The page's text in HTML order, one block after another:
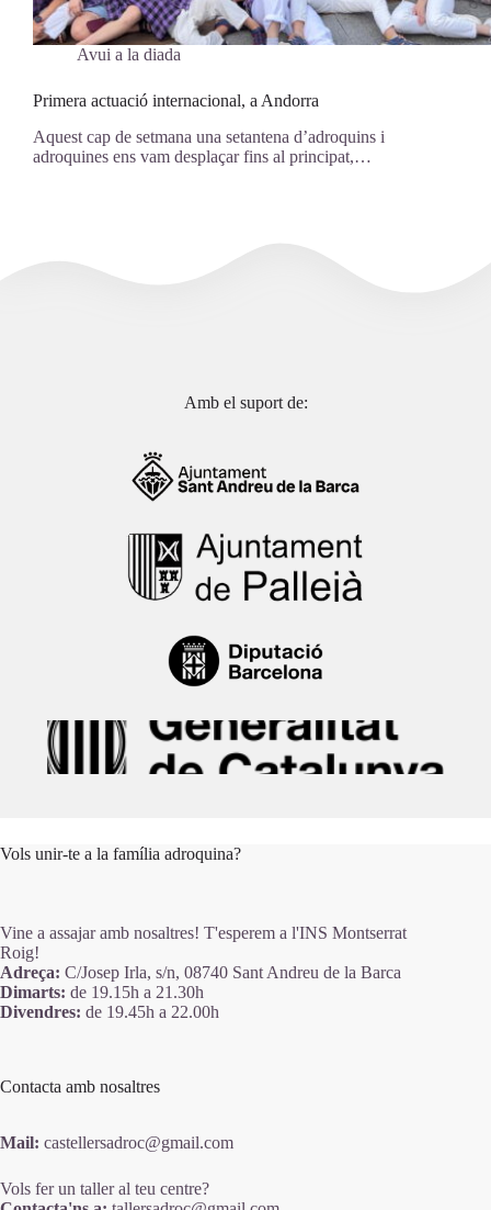
Avui a la diada
Primera actuació internacional, a Andorra
Aquest cap de setmana una setantena d’adroquins i
adroquines ens vam desplaçar fins al principat,…
Amb el suport de:
Vols unir-te a la família adroquina?
Vine a assajar amb nosaltres! T'esperem a l'INS Montserrat
Roig!
Adreça: C/Josep Irla, s/n, 08740 Sant Andreu de la Barca
Dimarts: de 19.15h a 21.30h
Divendres: de 19.45h a 22.00h
Contacta amb nosaltres
Mail: castellersadroc@gmail.com
Vols fer un taller al teu centre?